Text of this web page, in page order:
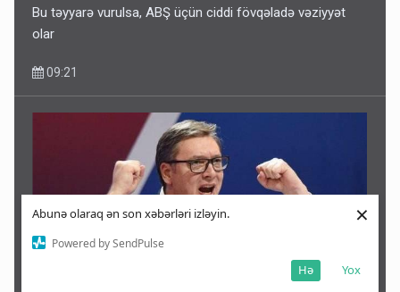
Abunə olaraq ən son xəbərləri izləyin.
Powered by SendPulse
Yox
Hə
×
Bu təyyarə vurulsa, ABŞ üçün ciddi fövqəladə vəziyyət
olar
09:21